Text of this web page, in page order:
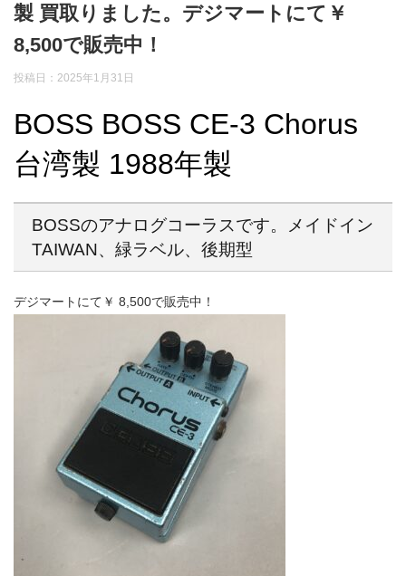
製 買取りました。デジマートにて￥
8,500で販売中！
投稿日：2025年1月31日
BOSS BOSS CE-3 Chorus
台湾製 1988年製
BOSSのアナログコーラスです。メイドイン
TAIWAN、緑ラベル、後期型
デジマートにて￥ 8,500で販売中！